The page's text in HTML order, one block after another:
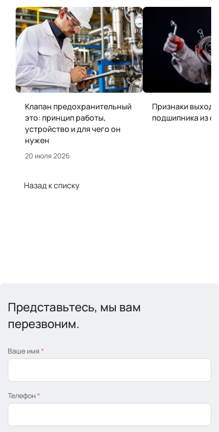
Клапан предохранительный
это: принцип работы,
устройство и для чего он
нужен
20 июля 2026
Признаки выхода
подшипника из
Назад к списку
Представьтесь, мы вам
перезвоним.
Ваше имя *
Телефон*